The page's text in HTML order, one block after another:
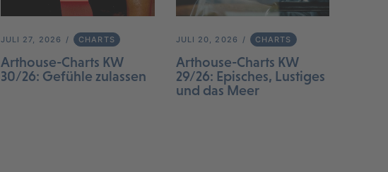
JULI 27, 2026 CHARTS
Arthouse-Charts KW
30/26: Gefühle zulassen
JULI 20, 2026 CHARTS
Arthouse-Charts KW
29/26: Episches, Lustiges
und das Meer